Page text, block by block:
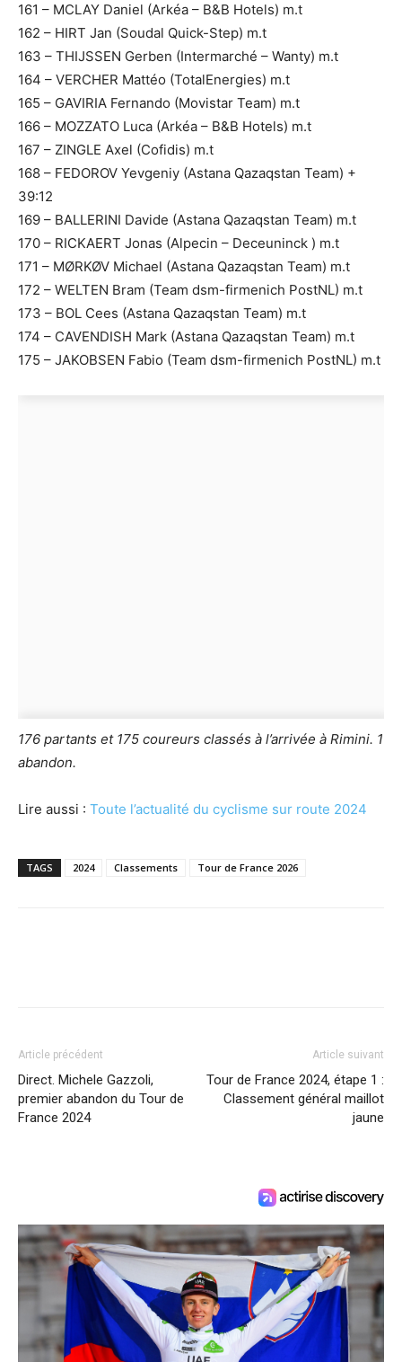
161 – MCLAY Daniel (Arkéa – B&B Hotels) m.t
162 – HIRT Jan (Soudal Quick-Step) m.t
163 – THIJSSEN Gerben (Intermarché – Wanty) m.t
164 – VERCHER Mattéo (TotalEnergies) m.t
165 – GAVIRIA Fernando (Movistar Team) m.t
166 – MOZZATO Luca (Arkéa – B&B Hotels) m.t
167 – ZINGLE Axel (Cofidis) m.t
168 – FEDOROV Yevgeniy (Astana Qazaqstan Team) +
39:12
169 – BALLERINI Davide (Astana Qazaqstan Team) m.t
170 – RICKAERT Jonas (Alpecin – Deceuninck ) m.t
171 – MØRKØV Michael (Astana Qazaqstan Team) m.t
172 – WELTEN Bram (Team dsm-firmenich PostNL) m.t
173 – BOL Cees (Astana Qazaqstan Team) m.t
174 – CAVENDISH Mark (Astana Qazaqstan Team) m.t
175 – JAKOBSEN Fabio (Team dsm-firmenich PostNL) m.t
176 partants et 175 coureurs classés à l’arrivée à Rimini. 1
abandon.
Lire aussi : Toute l’actualité du cyclisme sur route 2024
TAGS 2024 Classements Tour de France 2026
Article précédent
Direct. Michele Gazzoli,
premier abandon du Tour de
France 2024
Article suivant
Tour de France 2024, étape 1 :
Classement général maillot
jaune